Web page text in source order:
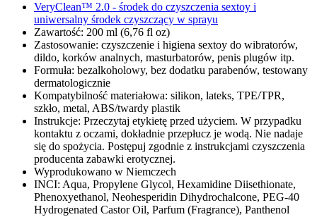
VeryClean™ 2.0 - środek do czyszczenia sextoy i
uniwersalny środek czyszczący w sprayu
Zawartość: 200 ml (6,76 fl oz)
Zastosowanie: czyszczenie i higiena sextoy do wibratorów,
dildo, korków analnych, masturbatorów, penis plugów itp.
Formuła: bezalkoholowy, bez dodatku parabenów, testowany
dermatologicznie
Kompatybilność materiałowa: silikon, lateks, TPE/TPR,
szkło, metal, ABS/twardy plastik
Instrukcje: Przeczytaj etykietę przed użyciem. W przypadku
kontaktu z oczami, dokładnie przepłucz je wodą. Nie nadaje
się do spożycia. Postępuj zgodnie z instrukcjami czyszczenia
producenta zabawki erotycznej.
Wyprodukowano w Niemczech
INCI: Aqua, Propylene Glycol, Hexamidine Diisethionate,
Phenoxyethanol, Neohesperidin Dihydrochalcone, PEG-40
Hydrogenated Castor Oil, Parfum (Fragrance), Panthenol